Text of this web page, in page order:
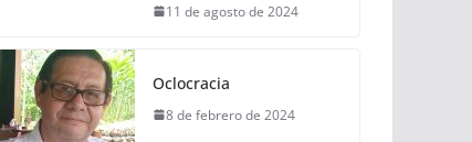
11 de agosto de 2024
Oclocracia
8 de febrero de 2024